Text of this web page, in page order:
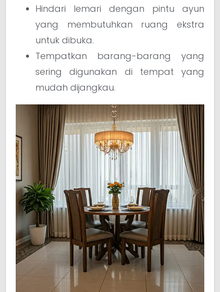
Hindari lemari dengan pintu ayun
yang membutuhkan ruang ekstra
untuk dibuka.
Tempatkan barang-barang yang
sering digunakan di tempat yang
mudah dijangkau.